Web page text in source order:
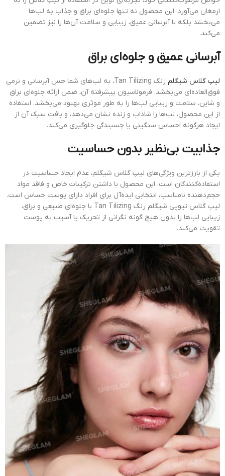
ارمغان می‌آورد. این محصول نه تنها جلوه‌ای براق و جذاب به لب‌ها
می‌بخشد بلکه با آبرسانی عمیق، زیبایی و سلامت آن‌ها را نیز تضمین
می‌کند.
آبرسانی عمیق و جلوه‌ای براق
لیپ گلاس شیگلم
رنگ Tan Tilizing، به لب‌های شما حس آبرسانی و نرمی
فوق‌العاده‌ای می‌بخشد. فرمولاسیون پیشرفته آن، ضمن ارائه جلوه‌ای براق
و شاین، سلامت و زیبایی لب‌ها را به طور موثری بهبود می‌بخشد. استفاده
از این محصول، لب‌ها را شاداب و زنده نشان می‌دهد، و بافت سبک آن از
ایجاد هرگونه احساس سنگینی یا چسبندگی جلوگیری می‌کند.
جذابیت بی‌نظیر بدون حساسیت
یکی از بارزترین ویژگی‌های لیپ گلاس شیگلم، عدم ایجاد حساسیت در
استفاده‌کنندگان است. این محصول با داشتن ترکیبات خاص و فاقد مواد
حجم‌دهنده نامناسب، انتخابی ایده‌آل برای افراد دارای پوست حساس است.
لیپ گلاس تیوپی شیگلم رنگ Tan Tilizing با جلوه‌ای طبیعی و براق،
زیبایی لب‌ها را بدون هیچ گونه نگرانی از تحریک یا آسیب به پوست
تقویت می‌کند.